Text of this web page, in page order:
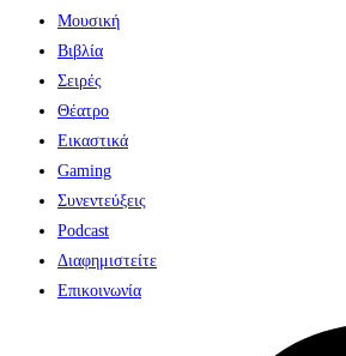
Μουσική
Βιβλία
Σειρές
Θέατρο
Εικαστικά
Gaming
Συνεντεύξεις
Podcast
Διαφημιστείτε
Επικοινωνία